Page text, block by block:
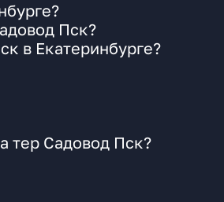
Пск?
в Екатеринбурге?
тер Садовод Пск?